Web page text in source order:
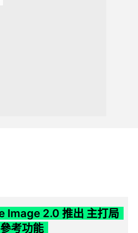
Image 2.0 推出 主打局
考功能